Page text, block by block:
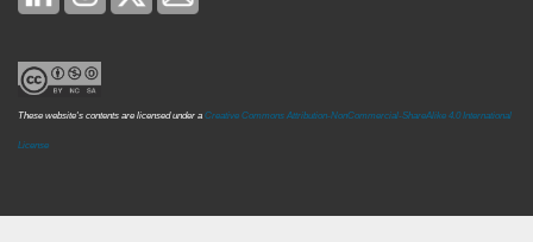
These website's contents are licensed under a Creative Commons Attribution-NonCommercial-ShareAlike 4.0 International
License